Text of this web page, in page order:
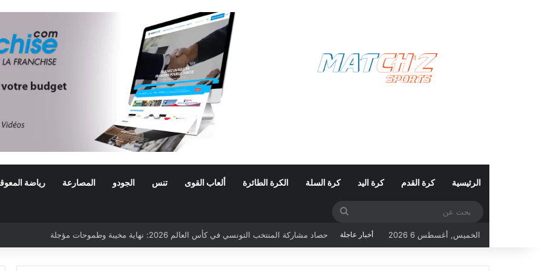
الرئيسية كرة القدم كرة اليد كرة السلة الكرة الطائرة ألعاب القوى تنس الجودو المصارعة رياضة
الخميس, أغسطس 6 2026 أخبار عاجلة حصاد مشاركة المنتخب التونسي في كأس العالم 2026: نهاية مخيبة وطموحات مؤجلة